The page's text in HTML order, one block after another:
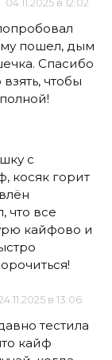
04.11.2025 в 12:02
пошел, дым
Спасибо
чтобы
с
косяк горит
что все
кайфово и
в 13:06
тестила
кайф